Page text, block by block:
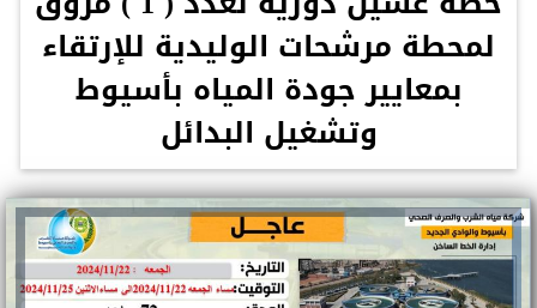
لمحطة مرشحات الوليدية للإرتقاء
بمعايير جودة المياه بأسيوط
وتشغيل البدائل